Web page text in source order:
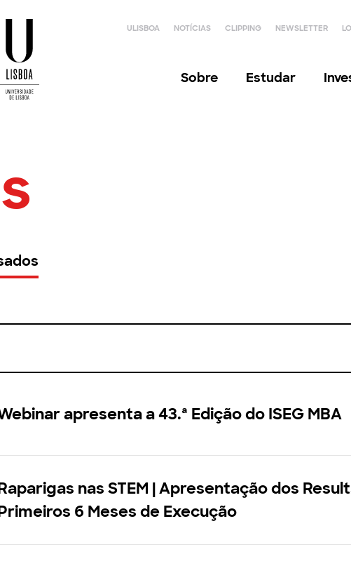
ULISBOA NOTÍCIAS CLIPPING NEWSLETTER
Sobre Estudar
apresenta a 43.ª Edição do ISEG MBA
nas STEM | Apresentação dos
6 Meses de Execução